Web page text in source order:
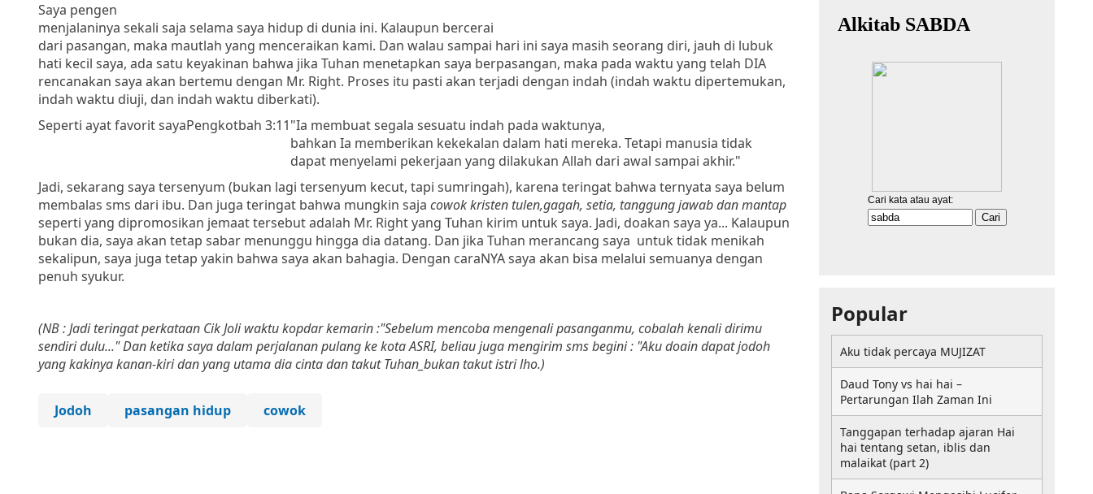
Saya pengen
menjalaninya sekali saja selama saya hidup di dunia ini. Kalaupun bercerai
dari pasangan, maka mautlah yang menceraikan kami. Dan walau sampai hari ini saya masih seorang diri, jauh di lubuk
hati kecil saya, ada satu keyakinan bahwa jika Tuhan menetapkan saya berpasangan, maka pada waktu yang telah DIA
rencanakan saya akan bertemu dengan Mr. Right. Proses itu pasti akan terjadi dengan indah (indah waktu dipertemukan,
indah waktu diuji, dan indah waktu diberkati).
Seperti ayat favorit sayaPengkotbah 3:11"Ia membuat segala sesuatu indah pada waktunya,
bahkan Ia memberikan kekekalan dalam hati mereka. Tetapi manusia tidak
dapat menyelami pekerjaan yang dilakukan Allah dari awal sampai akhir."
Jadi, sekarang saya tersenyum (bukan lagi tersenyum kecut, tapi sumringah), karena teringat bahwa ternyata saya belum
membalas sms dari ibu. Dan juga teringat bahwa mungkin saja cowok kristen tulen,gagah, setia, tanggung jawab dan mantap
seperti yang dipromosikan jemaat tersebut adalah Mr. Right yang Tuhan kirim untuk saya. Jadi, doakan saya ya... Kalaupun
bukan dia, saya akan tetap sabar menunggu hingga dia datang. Dan jika Tuhan merancang saya untuk tidak menikah
sekalipun, saya juga tetap yakin bahwa saya akan bahagia. Dengan caraNYA saya akan bisa melalui semuanya dengan
penuh syukur.
(NB : Jadi teringat perkataan Cik Joli waktu kopdar kemarin :"Sebelum mencoba mengenali pasanganmu, cobalah kenali dirimu
sendiri dulu..." Dan ketika saya dalam perjalanan pulang ke kota ASRI, beliau juga mengirim sms begini : "Aku doain dapat jodoh
yang kakinya kanan-kiri dan yang utama dia cinta dan takut Tuhan_bukan takut istri lho.)
Jodoh pasangan hidup cowok
Popular
Aku tidak percaya MUJIZAT
Daud Tony vs hai hai –
Pertarungan Ilah Zaman Ini
Tanggapan terhadap ajaran Hai
hai tentang setan, iblis dan
malaikat (part 2)